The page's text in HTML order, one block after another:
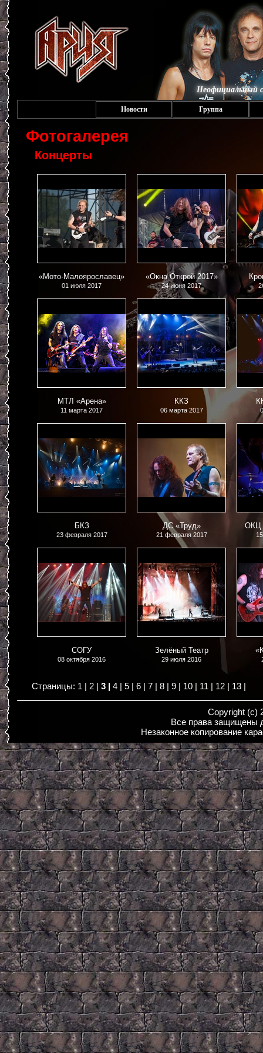
Неофициальный
Новости Группа
Фотогалерея
Концерты
«Мото-Малоярославец»
01 июля 2017
«Окна Открой 2017»
24 июня 2017
МТЛ «Арена»
11 марта 2017
ККЗ
06 марта 2017
БКЗ
23 февраля 2017
ДС «Труд»
21 февраля 2017
ОКЦ
СОГУ
08 октября 2016
Зелёный Театр
29 июля 2016
1 2 3 4 5 6 7 8 9 10 11 12 13
Copyright (c)
Все права защищены
Незаконное копирование